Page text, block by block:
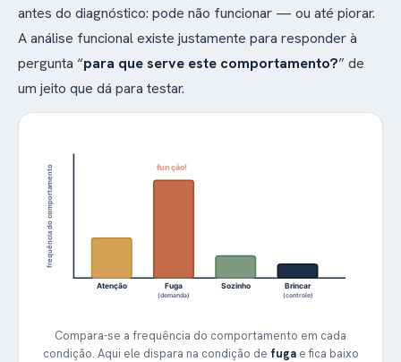
antes do diagnóstico: pode não funcionar — ou até piorar.
A análise funcional existe justamente para responder à
pergunta “para que serve este comportamento?” de
um jeito que dá para testar.
frequência do comportamento
Atenção Fuga
(demanda)
função!
Sozinho Brincar
(controle)
Compara-se a frequência do comportamento em cada
condição. Aqui ele dispara na condição de fugae fica baixo